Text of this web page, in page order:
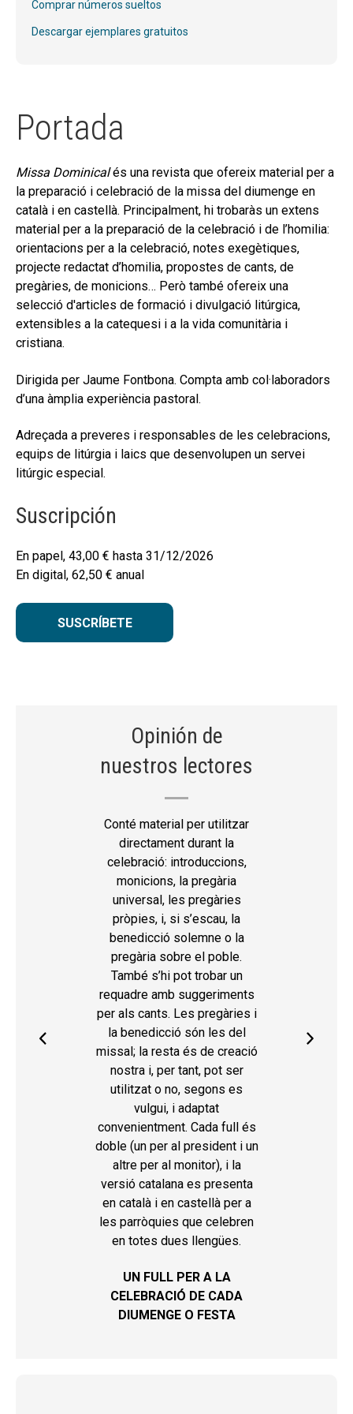
MI CUENTA
Comprar números sueltos
Descargar ejemplares gratuitos
Portada
Missa Dominicalés una revista que ofereix material per a
la preparació i celebració de la missa del diumenge en
català i en castellà. Principalment, hi trobaràs un extens
material per a la preparació de la celebració i de l’homilia:
orientacions per a la celebració, notes exegètiques,
projecte redactat d’homilia, propostes de cants, de
pregàries, de monicions… Però també ofereix una
selecció d'articles de formació i divulgació litúrgica,
extensibles a la catequesi i a la vida comunitària i
cristiana.
Dirigida per Jaume Fontbona. Compta amb col·laboradors
d’una àmplia experiència pastoral.
Adreçada a preveres i responsables de les celebracions,
equips de litúrgia i laics que desenvolupen un servei
litúrgic especial.
Suscripción
En papel, 43,00 € hasta 31/12/2026
En digital, 62,50 € anual
SUSCRÍBETE
Opinión de
nuestros lectores
Conté material per utilitzar
directament durant la
celebració: introduccions,
monicions, la pregària
universal, les pregàries
pròpies, i, si s’escau, la
benedicció solemne o la
pregària sobre el poble.
També s’hi pot trobar un
requadre amb suggeriments
per als cants. Les pregàries i
la benedicció són les del
missal; la resta és de creació
nostra i, per tant, pot ser
utilitzat o no, segons es
vulgui, i adaptat
convenientment. Cada full és
doble (un per al president i un
altre per al monitor), i la
versió catalana es presenta
en català i en castellà per a
les parròquies que celebren
en totes dues llengües.
UN FULL PER A LA
CELEBRACIÓ DE CADA
DIUMENGE O FESTA